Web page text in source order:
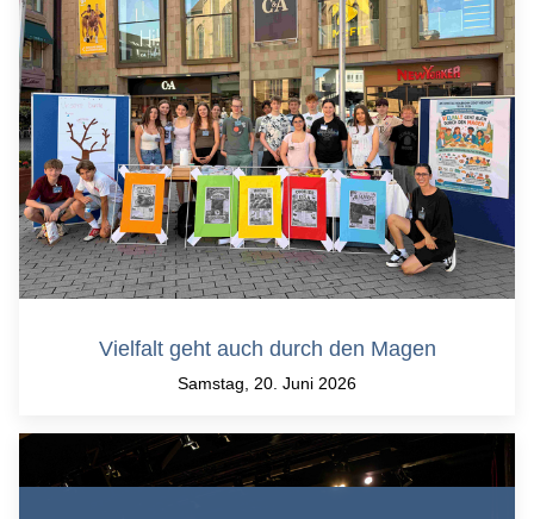
Vielfalt geht auch durch den Magen
Samstag, 20. Juni 2026